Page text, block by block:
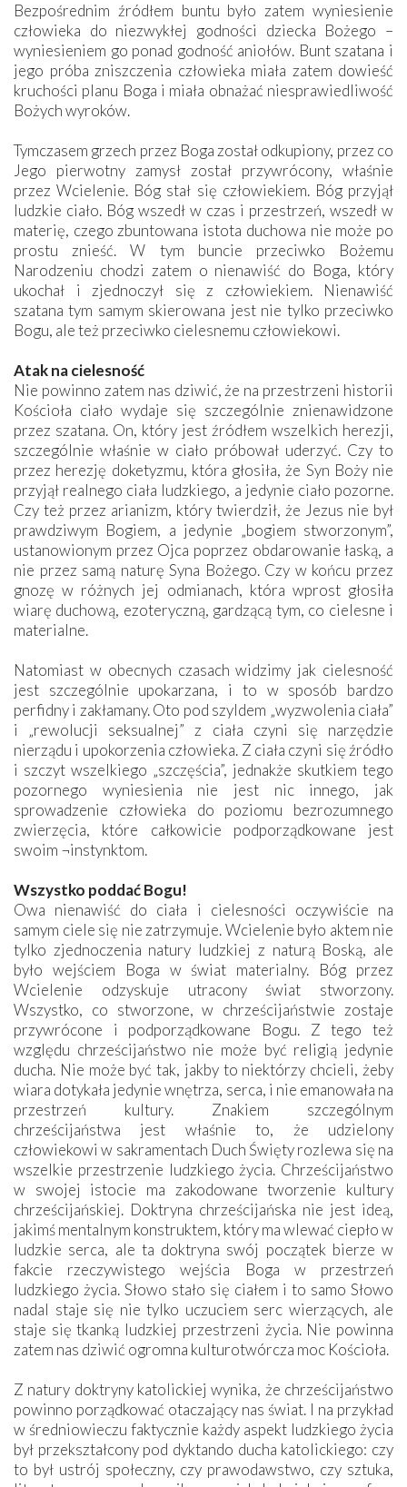
Bezpośrednim źródłem buntu było zatem wyniesienie
człowieka do niezwykłej godności dziecka Bożego –
wyniesieniem go ponad godność aniołów. Bunt szatana i
jego próba zniszczenia człowieka miała zatem dowieść
kruchości planu Boga i miała obnażać niesprawiedliwość
Bożych wyroków.
Tymczasem grzech przez Boga został odkupiony, przez co
Jego pierwotny zamysł został przywrócony, właśnie
przez Wcielenie. Bóg stał się człowiekiem. Bóg przyjął
ludzkie ciało. Bóg wszedł w czas i przestrzeń, wszedł w
materię, czego zbuntowana istota duchowa nie może po
prostu znieść. W tym buncie przeciwko Bożemu
Narodzeniu chodzi zatem o nienawiść do Boga, który
ukochał i zjednoczył się z człowiekiem. Nienawiść
szatana tym samym skierowana jest nie tylko przeciwko
Bogu, ale też przeciwko cielesnemu człowiekowi.
Atak na cielesność
Nie powinno zatem nas dziwić, że na przestrzeni historii
Kościoła ciało wydaje się szczególnie znienawidzone
przez szatana. On, który jest źródłem wszelkich herezji,
szczególnie właśnie w ciało próbował uderzyć. Czy to
przez herezję doketyzmu, która głosiła, że Syn Boży nie
przyjął realnego ciała ludzkiego, a jedynie ciało pozorne.
Czy też przez arianizm, który twierdził, że Jezus nie był
prawdziwym Bogiem, a jedynie „bogiem stworzonym”,
ustanowionym przez Ojca poprzez obdarowanie łaską, a
nie przez samą naturę Syna Bożego. Czy w końcu przez
gnozę w różnych jej odmianach, która wprost głosiła
wiarę duchową, ezoteryczną, gardzącą tym, co cielesne i
materialne.
Natomiast w obecnych czasach widzimy jak cielesność
jest szczególnie upokarzana, i to w sposób bardzo
perfidny i zakłamany. Oto pod szyldem „wyzwolenia ciała”
i „rewolucji seksualnej” z ciała czyni się narzędzie
nierządu i upokorzenia człowieka. Z ciała czyni się źródło
i szczyt wszelkiego „szczęścia”, jednakże skutkiem tego
pozornego wyniesienia nie jest nic innego, jak
sprowadzenie człowieka do poziomu bezrozumnego
zwierzęcia, które całkowicie podporządkowane jest
swoim ¬instynktom.
Wszystko poddać Bogu!
Owa nienawiść do ciała i cielesności oczywiście na
samym ciele się nie zatrzymuje. Wcielenie było aktem nie
tylko zjednoczenia natury ludzkiej z naturą Boską, ale
było wejściem Boga w świat materialny. Bóg przez
Wcielenie odzyskuje utracony świat stworzony.
Wszystko, co stworzone, w chrześcijaństwie zostaje
przywrócone i podporządkowane Bogu. Z tego też
względu chrześcijaństwo nie może być religią jedynie
ducha. Nie może być tak, jakby to niektórzy chcieli, żeby
wiara dotykała jedynie wnętrza, serca, i nie emanowała na
przestrzeń kultury. Znakiem szczególnym
chrześcijaństwa jest właśnie to, że udzielony
człowiekowi w sakramentach Duch Święty rozlewa się na
wszelkie przestrzenie ludzkiego życia. Chrześcijaństwo
w swojej istocie ma zakodowane tworzenie kultury
chrześcijańskiej. Doktryna chrześcijańska nie jest ideą,
jakimś mentalnym konstruktem, który ma wlewać ciepło w
ludzkie serca, ale ta doktryna swój początek bierze w
fakcie rzeczywistego wejścia Boga w przestrzeń
ludzkiego życia. Słowo stało się ciałem i to samo Słowo
nadal staje się nie tylko uczuciem serc wierzących, ale
staje się tkanką ludzkiej przestrzeni życia. Nie powinna
zatem nas dziwić ogromna kulturotwórcza moc Kościoła.
Z natury doktryny katolickiej wynika, że chrześcijaństwo
powinno porządkować otaczający nas świat. I na przykład
w średniowieczu faktycznie każdy aspekt ludzkiego życia
był przekształcony pod dyktando ducha katolickiego: czy
to był ustrój społeczny, czy prawodawstwo, czy sztuka,